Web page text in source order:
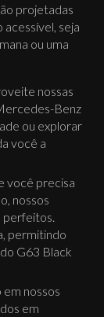
projetadas
seja
ou uma
nossas
Benz
ou explorar
você a
você precisa
nossos
perfeitos.
permitindo
G63 Black
em nossos
em